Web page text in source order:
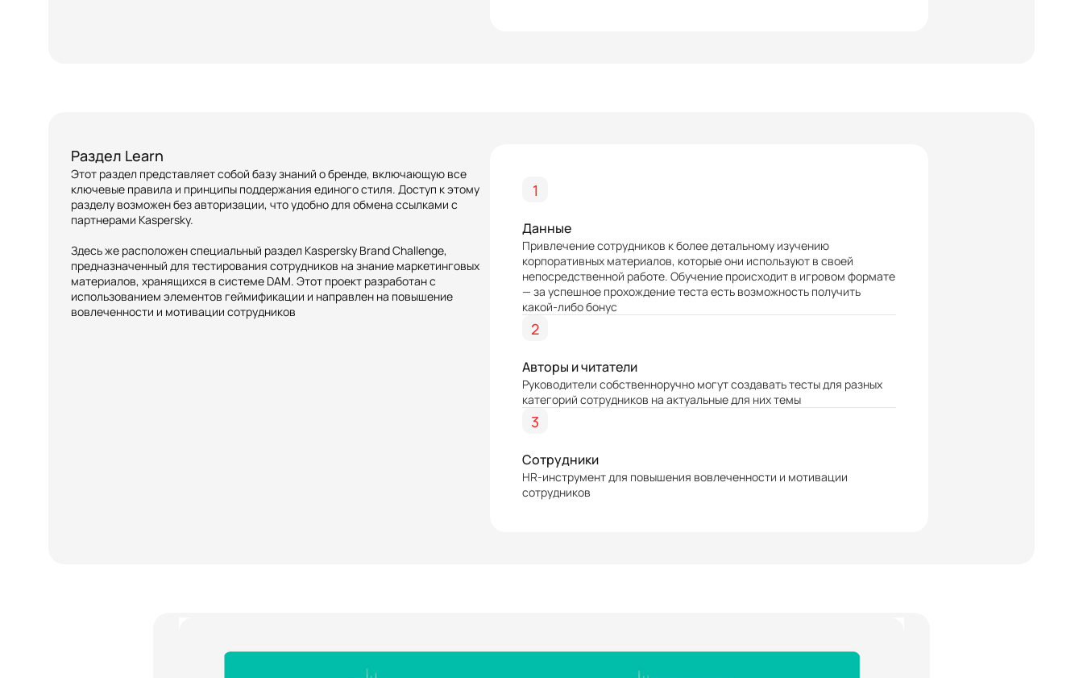
Раздел Learn
Этот раздел представляет собой базу знаний о бренде, включающую все
ключевые правила и принципы поддержания единого стиля. Доступ к этому
разделу возможен без авторизации, что удобно для обмена ссылками с
партнерами Kaspersky.
Здесь же расположен специальный раздел Kaspersky Brand Challenge,
предназначенный для тестирования сотрудников на знание маркетинговых
материалов, хранящихся в системе DAM. Этот проект разработан с
использованием элементов геймификации и направлен на повышение
вовлеченности и мотивации сотрудников
1
Данные
Привлечение сотрудников к более детальному изучению
корпоративных материалов, которые они используют в своей
непосредственной работе. Обучение происходит в игровом формате
— за успешное прохождение теста есть возможность получить
какой-либо бонус
2
Авторы и читатели
Руководители собственноручно могут создавать тесты для разных
категорий сотрудников на актуальные для них темы
3
Сотрудники
HR-инструмент для повышения вовлеченности и мотивации
сотрудников